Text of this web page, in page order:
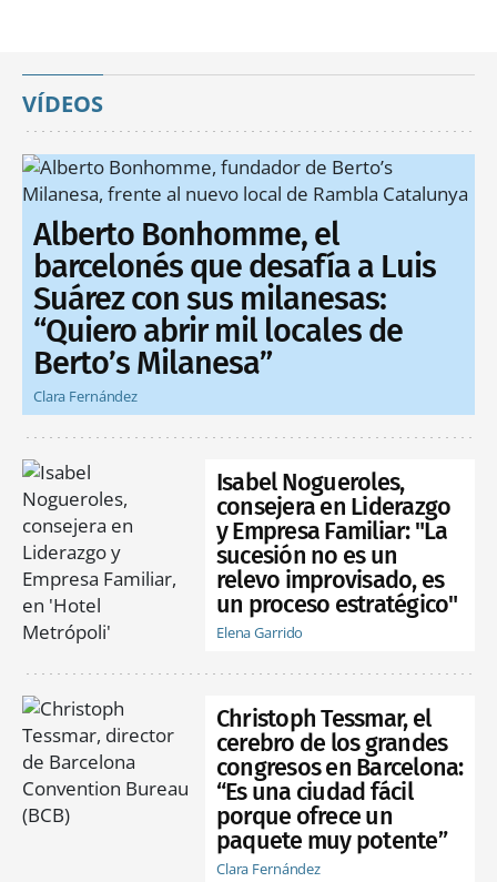
VÍDEOS
Alberto Bonhomme, el
barcelonés que desafía a Luis
Suárez con sus milanesas:
“Quiero abrir mil locales de
Berto’s Milanesa”
Clara Fernández
Isabel Nogueroles,
consejera en Liderazgo
y Empresa Familiar: "La
sucesión no es un
relevo improvisado, es
un proceso estratégico"
Elena Garrido
Christoph Tessmar, el
cerebro de los grandes
congresos en Barcelona:
“Es una ciudad fácil
porque ofrece un
paquete muy potente”
Clara Fernández